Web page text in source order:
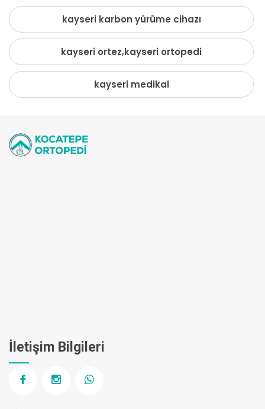
kayseri karbon yürüme cihazı
kayseri ortez,kayseri ortopedi
kayseri medikal
İletişim Bilgileri